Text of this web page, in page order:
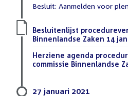
Besluit: Aanmelden voor
Download
bestand:
Besluitenlijst
Binnenlandse Zaken 14
Download
bestand:
Herziene agenda
commissie Binnenlandse
27 januari 2021